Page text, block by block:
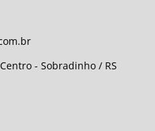
- Sobradinho / RS